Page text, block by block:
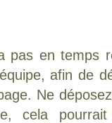
pas en temps
afin de
Ne
cela